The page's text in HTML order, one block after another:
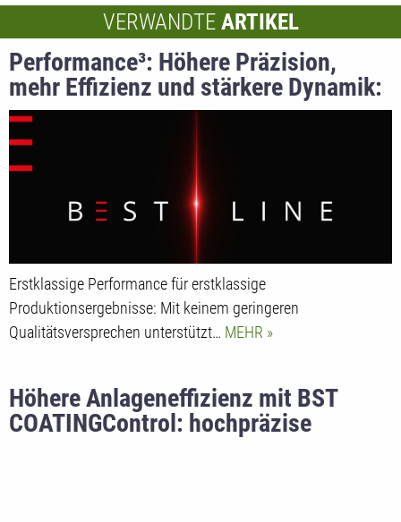
VERWANDTE ARTIKEL
Performance³: Höhere Präzision,
mehr Effizienz und stärkere Dynamik:
BEST LINE Systeme von BST setzen
neue Maßstäbe in der
Qualitätssicherung
Erstklassige Performance für erstklassige
Produktionsergebnisse: Mit keinem geringeren
Qualitätsversprechen unterstützt… MEHR
Höhere Anlageneffizienz mit BST
COATINGControl: hochpräzise